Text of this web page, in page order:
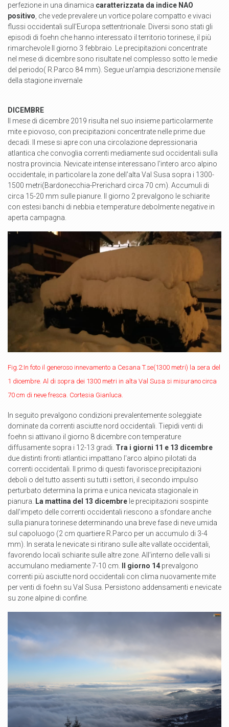
perfezione in una dinamica caratterizzata da indice NAO
positivo , che vede prevalere un vortice polare compatto e vivaci
flussi occidentali sull'Europa settentrionale. Diversi sono stati gli
episodi di foehn che hanno interessato il territorio torinese, il più
rimarchevole Il giorno 3 febbraio. Le precipitazioni concentrate
nel mese di dicembre sono risultate nel complesso sotto le medie
del periodo( R.Parco 84 mm). Segue un'ampia descrizione mensile
della stagione invernale
DICEMBRE
Il mese di dicembre 2019 risulta nel suo insieme particolarmente
mite e piovoso, con precipitazioni concentrate nelle prime due
decadi. Il mese si apre con una circolazione depressionaria
atlantica che convoglia correnti mediamente sud occidentali sulla
nostra provincia. Nevicate intense interessano l'intero arco alpino
occidentale, in particolare la zone dell'alta Val Susa sopra i 1300-
1500 metri(Bardonecchia-Prerichard circa 70 cm). Accumuli di
circa 15-20 mm sulle pianure. Il giorno 2 prevalgono le schiarite
con estesi banchi di nebbia e temperature debolmente negative in
aperta campagna.
Fig.2:In foto il generoso innevamento a Cesana T.se(1300 metri) la sera del
1 dicembre. Al di sopra dei 1300 metri in alta Val Susa si misurano circa
70 cm di neve fresca. Cortesia Gianluca.
In seguito prevalgono condizioni prevalentemente soleggiate
dominate da correnti asciutte nord occidentali. Tiepidi venti di
foehn si attivano il giorno 8 dicembre con temperature
diffusamente sopra i 12-13 gradi. Tra i giorni 11 e 13 dicembre
due distinti fronti atlantici impattano l'arco alpino pilotati da
correnti occidentali. Il primo di questi favorisce precipitazioni
deboli o del tutto assenti su tutti i settori, il secondo impulso
perturbato determina la prima e unica nevicata stagionale in
pianura. La mattina del 13 dicembre le precipitazioni sospinte
dall'impeto delle correnti occidentali riescono a sfondare anche
sulla pianura torinese determinando una breve fase di neve umida
sul capoluogo (2 cm quartiere R.Parco per un accumulo di 3-4
mm). In serata le nevicate si ritirano sulle alte vallate occidentali,
favorendo locali schiarite sulle altre zone. All'interno delle valli si
accumulano mediamente 7-10 cm. Il giorno 14 prevalgono
correnti più asciutte nord occidentali con clima nuovamente mite
per venti di foehn su Val Susa. Persistono addensamenti e nevicate
su zone alpine di confine.